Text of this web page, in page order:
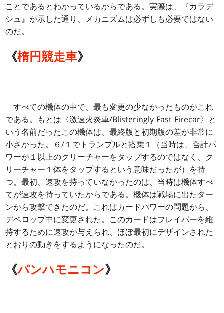
ことであるとわかっているからである。実際は、『カラデ
シュ』が示した通り、メカニズムは必ずしも必要ではない
のだ。
《楕円競走車》
すべての機体の中で、最も変更の少なかったものがこれ
である。もとは〈激速火炎車/Blisteringly Fast Firecar〉と
いう名前だったこの機体は、最終版と初期版の差が非常に
小さかった。６/１でトランプルと搭乗１（当時は、合計パ
ワーが１以上のクリーチャーをタップするのではなく、ク
リーチャー１体をタップするという意味だったが）を持
つ。最初、速攻を持っていなかったのは、当時は機体すべ
てが速攻を持っていたからである。機体は戦場に出たター
ンから攻撃できたのだ。これはカードパワーの問題から、
デベロップ中に変更された。このカードはフレイバーを維
持するために速攻が与えられ、ほぼ最初にデザインされた
とおりの動きをするようになったのだ。
《パンハモニコン》